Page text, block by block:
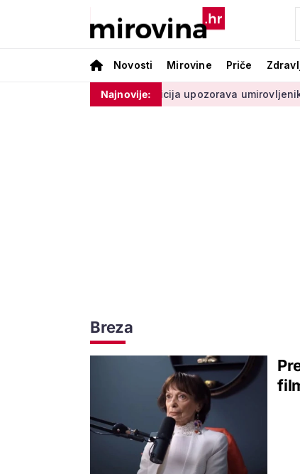
Novosti Mirovine Priče
Najnovije:
Policija upozorava umirovljenike:
Breza